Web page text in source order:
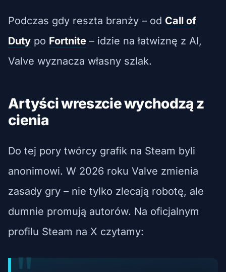
Podczas gdy reszta branży – od Call of
Duty po Fortnite – idzie na łatwiznę z AI,
Valve wyznacza własny szlak.
Artyści wreszcie wychodzą z
cienia
Do tej pory twórcy grafik na Steam byli
anonimowi. W 2026 roku Valve zmienia
zasady gry – nie tylko zlecają robotę, ale
dumnie promują autorów. Na oficjalnym
profilu Steam na X czytamy: